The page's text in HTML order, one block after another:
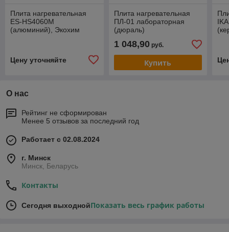
Плита нагревательная
ES-HS4060М
(алюминий), Экохим
Цену уточняйте
Плита нагревательная
ПЛ-01 лабораторная
(дюраль)
1 048,90руб.
Купить
О нас
Рейтинг не сформирован
Менее 5 отзывов за последний год
Работает с 02.08.2024
г. Минск
Минск, Беларусь
Контакты
Сегодня выходнойПоказать весь график работы